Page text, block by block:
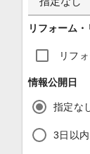
リフォーム
リフ
情報公開日
指定な
3日以